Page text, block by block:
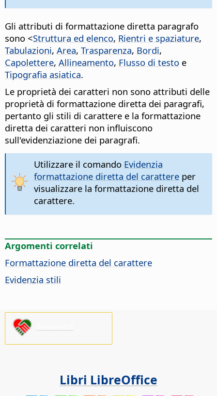
Gli attributi di formattazione diretta paragrafo
sono <Struttura ed elenco, Rientri e spaziature,
Tabulazioni, Area, Trasparenza, Bordi,
Capolettere, Allineamento, Flusso di testo e
Tipografia asiatica.
Le proprietà dei caratteri non sono attributi delle
proprietà di formattazione diretta dei paragrafi,
pertanto gli stili di carattere e la formattazione
diretta dei caratteri non influiscono
sull'evidenziazione dei paragrafi.
Utilizzare il comando Evidenzia
formattazione diretta del carattereper
visualizzare la formattazione diretta del
carattere.
Argomenti correlati
Formattazione diretta del carattere
Evidenzia stili
Libri LibreOffice